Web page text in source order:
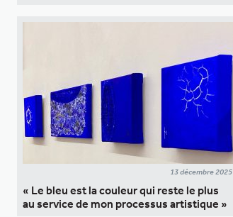
13 décembre 2025
« Le bleu est la couleur qui reste le plus
au service de mon processus artistique »